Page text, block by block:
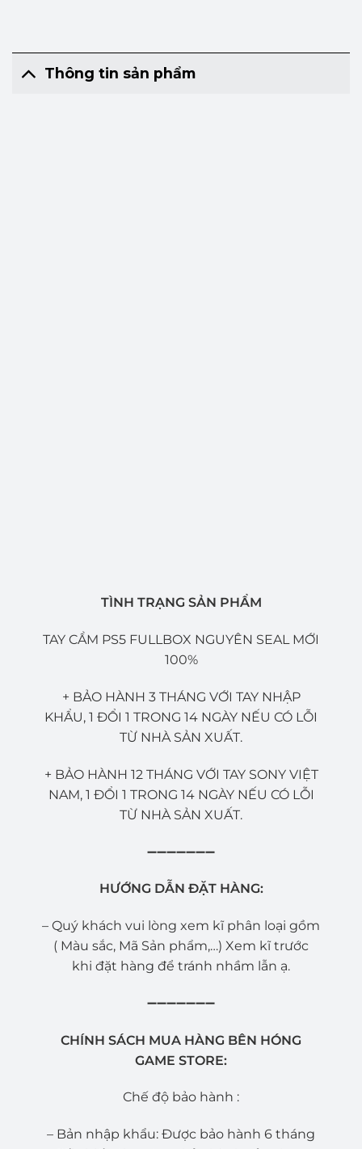
Thông tin sản phẩm
TÌNH TRẠNG SẢN PHẨM
TAY CẦM PS5 FULLBOX NGUYÊN SEAL MỚI
100%
+ BẢO HÀNH 3 THÁNG VỚI TAY NHẬP
KHẨU, 1 ĐỔI 1 TRONG 14 NGÀY NẾU CÓ LỖI
TỪ NHÀ SẢN XUẤT.
+ BẢO HÀNH 12 THÁNG VỚI TAY SONY VIỆT
NAM, 1 ĐỔI 1 TRONG 14 NGÀY NẾU CÓ LỖI
TỪ NHÀ SẢN XUẤT.
➖➖➖➖➖➖➖
HƯỚNG DẪN ĐẶT HÀNG:
– Quý khách vui lòng xem kĩ phân loại gồm
( Màu sắc, Mã Sản phẩm,…) Xem kĩ trước
khi đặt hàng để tránh nhầm lẫn ạ.
➖➖➖➖➖➖➖
CHÍNH SÁCH MUA HÀNG BÊN HÓNG
GAME STORE:
Chế độ bảo hành :
– Bản nhập khẩu: Được bảo hành 6 tháng